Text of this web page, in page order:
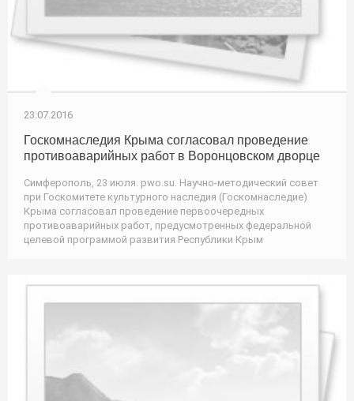
23.07.2016
Госкомнаследия Крыма согласовал проведение
противоаварийных работ в Воронцовском дворце
Симферополь, 23 июля. pwo.su. Научно-методический совет
при Госкомитете культурного наследия (Госкомнаследие)
Крыма согласовал проведение первоочередных
противоаварийных работ, предусмотренных федеральной
целевой программой развития Республики Крым